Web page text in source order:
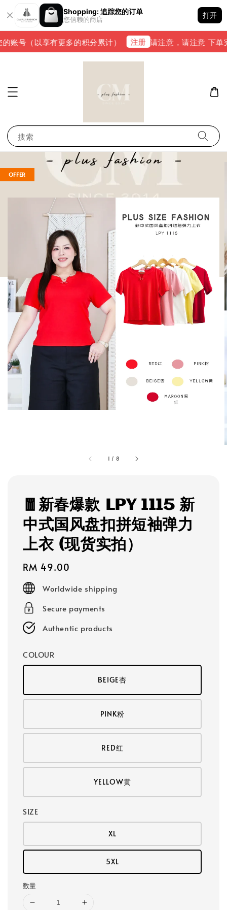
Shopping: 追踪您的订单
您信赖的商店
打开
账号（以享有更多的积分累计） 注册 请注意，请注意 下单
搜索
1 / 8
OFFER
🧧新春爆款 LPY 1115 新
中式国风盘扣拼短袖弹力
上衣 (现货实拍）
Regular
price
RM 49.00
Worldwide shipping
Secure payments
Authentic products
COLOUR
BEIGE杏
PINK粉
RED红
YELLOW黄
SIZE
XL
5XL
数量